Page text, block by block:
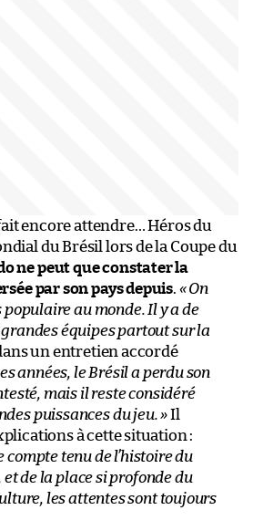
encore attendre… Héros du
du Brésil lors de la Coupe du
ne peut que constater la
par son pays depuis. « On
au monde. Il y a de
équipes partout sur la
un entretien accordé
années, le Brésil a perdu son
mais il reste considéré
puissances du jeu. »Il
à cette situation :
compte tenu de l’histoire du
de la place si profonde du
les attentes sont toujours